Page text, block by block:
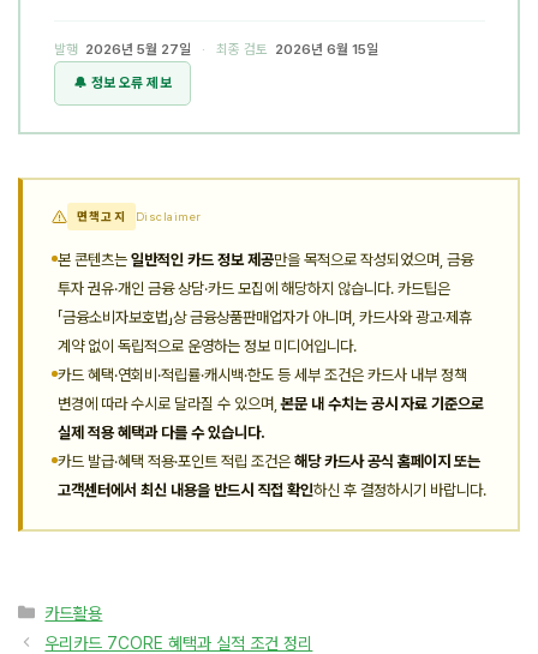
발행 2026년 5월 27일 · 최종 검토 2026년 6월 15일
🔔 정보 오류 제보
면책고지 Disclaimer
본 콘텐츠는 일반적인 카드 정보 제공만을 목적으로 작성되었으며, 금융
투자 권유·개인 금융 상담·카드 모집에 해당하지 않습니다. 카드팁은
「금융소비자보호법」상 금융상품판매업자가 아니며, 카드사와 광고·제휴
계약 없이 독립적으로 운영하는 정보 미디어입니다.
카드 혜택·연회비·적립률·캐시백·한도 등 세부 조건은 카드사 내부 정책
변경에 따라 수시로 달라질 수 있으며,본문 내 수치는 공시 자료 기준으로
실제 적용 혜택과 다를 수 있습니다.
카드 발급·혜택 적용·포인트 적립 조건은 해당 카드사 공식 홈페이지 또는
고객센터에서 최신 내용을 반드시 직접 확인하신 후 결정하시기 바랍니다.
카
테
카드활용
우리카드 7CORE 혜택과 실적 조건 정리